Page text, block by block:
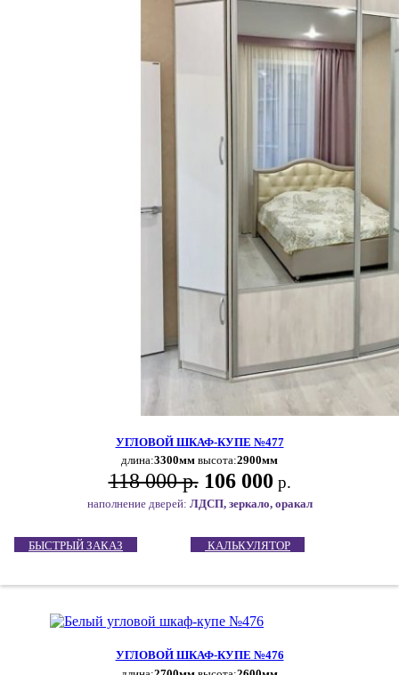
УГЛОВОЙ ШКАФ-КУПЕ №477
длина:3300мм высота:2900мм
118 000 р.106 000 р.
наполнение дверей: ЛДСП, зеркало, оракал
БЫСТРЫЙ ЗАКАЗ КАЛЬКУЛЯТОР
УГЛОВОЙ ШКАФ-КУПЕ №476